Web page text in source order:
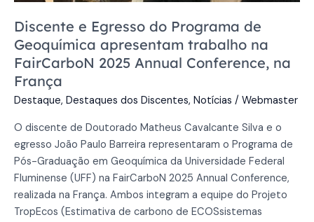
Discente e Egresso do Programa de
Geoquímica apresentam trabalho na
FairCarboN 2025 Annual Conference, na
França
Destaque, Destaques dos Discentes, Notícias / Webmaster
O discente de Doutorado Matheus Cavalcante Silva e o
egresso João Paulo Barreira representaram o Programa de
Pós-Graduação em Geoquímica da Universidade Federal
Fluminense (UFF) na FairCarboN 2025 Annual Conference,
realizada na França. Ambos integram a equipe do Projeto
TropEcos (Estimativa de carbono de ECOSsistemas